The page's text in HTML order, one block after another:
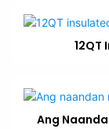
Ang